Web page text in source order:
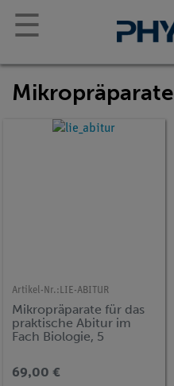
☰
Mikropräparate
Artikel-Nr.: LIE-ABITUR
Mikropräparate für das
praktische Abitur im
Fach Biologie, 5
69,00 €